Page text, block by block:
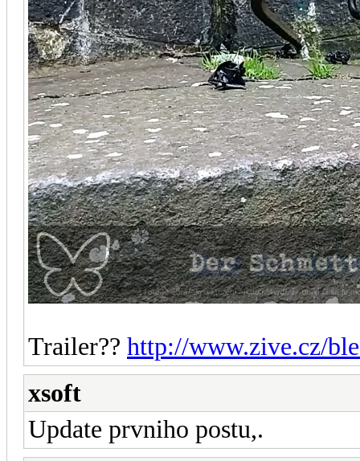
Trailer?? http://www.zive.cz/
xsoft
Update prvniho postu,.